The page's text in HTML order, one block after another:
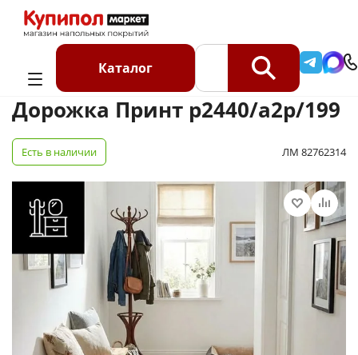
Каталог
Каталог Ковровые дорожки Дорожки рулон
Дорожка Принт p2440/a2p/199
Дорожка Принт p2440/a2p/199
ЛМ 82762314
Есть в наличии